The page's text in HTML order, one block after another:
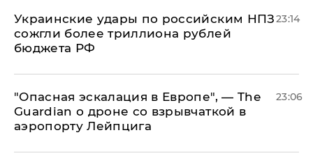
Украинские удары по российским НПЗ
сожгли более триллиона рублей
бюджета РФ
23:14
"Опасная эскалация в Европе", — The
Guardian о дроне со взрывчаткой в
аэропорту Лейпцига
23:06